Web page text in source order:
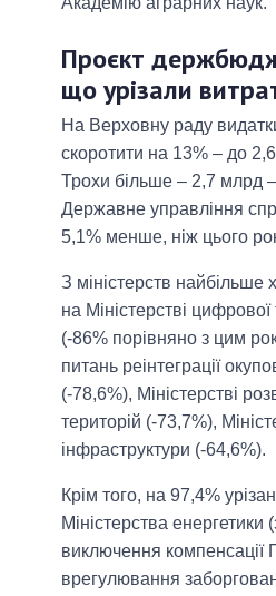
Проєкт
що урізали
На Верховну раду
скоротити на 13% – до
Трохи більше – 2,7 млрд
Державне управління
5,1% менше, ніж цього
З міністерств найбільше
на Міністерстві
(-86% порівняно з цим
питань реінтеграції
(-78,6%), Міністерстві
територій (-73,7%),
інфраструктури (-64,6%).
Крім того, на 97,4%
Міністерства енергетики
виключення компенсації
врегулювання